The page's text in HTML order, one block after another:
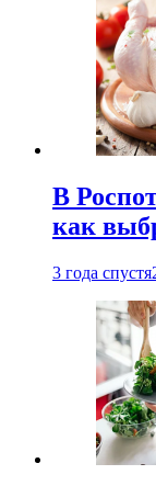
В
как
3 года спустя